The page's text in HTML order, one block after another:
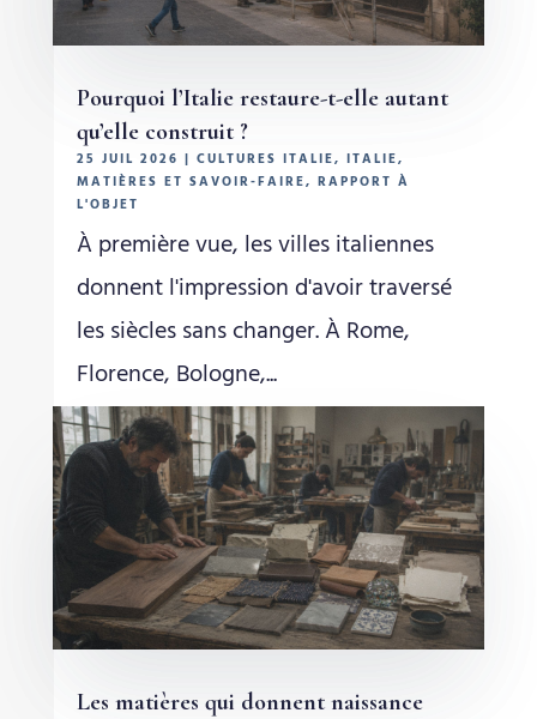
Pourquoi l’Italie restaure-t-elle autant
qu’elle construit ?
25 JUIL 2026 | CULTURES ITALIE, ITALIE,
MATIÈRES ET SAVOIR-FAIRE, RAPPORT À
L'OBJET
À première vue, les villes italiennes
donnent l'impression d'avoir traversé
les siècles sans changer. À Rome,
Florence, Bologne,...
Les matières qui donnent naissance